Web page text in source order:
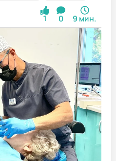
1 0 9 мин.